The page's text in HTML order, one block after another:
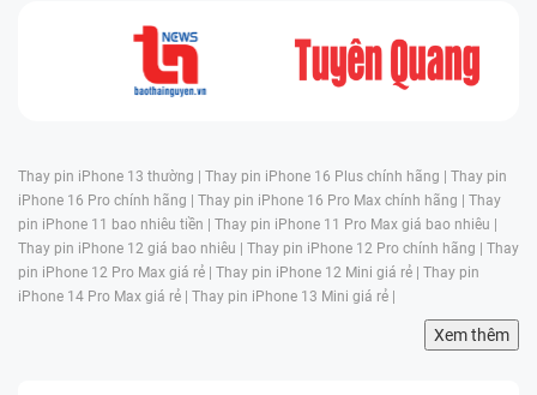
Thay pin iPhone 13 thường | Thay pin iPhone 16 Plus chính hãng | Thay pin
iPhone 16 Pro chính hãng | Thay pin iPhone 16 Pro Max chính hãng | Thay
pin iPhone 11 bao nhiêu tiền | Thay pin iPhone 11 Pro Max giá bao nhiêu |
Thay pin iPhone 12 giá bao nhiêu | Thay pin iPhone 12 Pro chính hãng | Thay
pin iPhone 12 Pro Max giá rẻ | Thay pin iPhone 12 Mini giá rẻ | Thay pin
iPhone 14 Pro Max giá rẻ | Thay pin iPhone 13 Mini giá rẻ |
Xem thêm